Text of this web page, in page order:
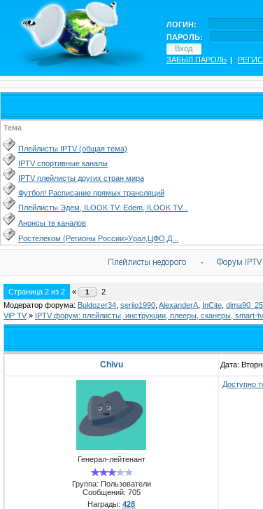
ЛОГИН:
ПАРОЛЬ:
ЗАБЫЛ ПАРОЛЬ |
Тема
Плейлисты IPTV (общая тема)
IPTV спортивные каналы
IPTV плейлисты других стран мира
Футбол! Расписание прямых трансляций
Плейлисты Эдем, ILOOK TV. Edem, ILOOK TV...
Анонсы тв каналов
Ростелеком (Регионы России>Урал,ЦФО,Д...
Плейлисты недорого · Форум IPTV
Страница 2 из 2 « 1
2
Модератор форума: Buldozer34 serjio1990 AlexanderA InCite dima90_25
ViP TV » IPTV форум: плейлисты, инструкции, плееры, сканеры, smart-
Chivu Дата:
Генерал-лейтенант
Группа: Пользователи
Сообщений: 705
Награды: 428
Доступно